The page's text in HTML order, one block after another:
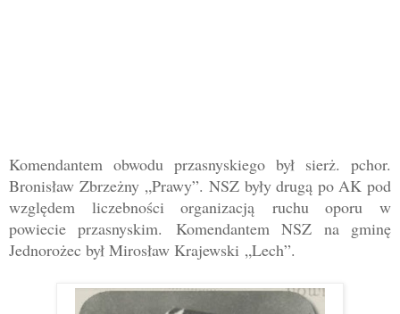
Komendantem obwodu przasnyskiego był sierż. pchor.
Bronisław Zbrzeżny „Prawy”. NSZ były drugą po AK pod
względem liczebności organizacją ruchu oporu w
powiecie przasnyskim. Komendantem NSZ na gminę
Jednorożec był Mirosław Krajewski „Lech”.